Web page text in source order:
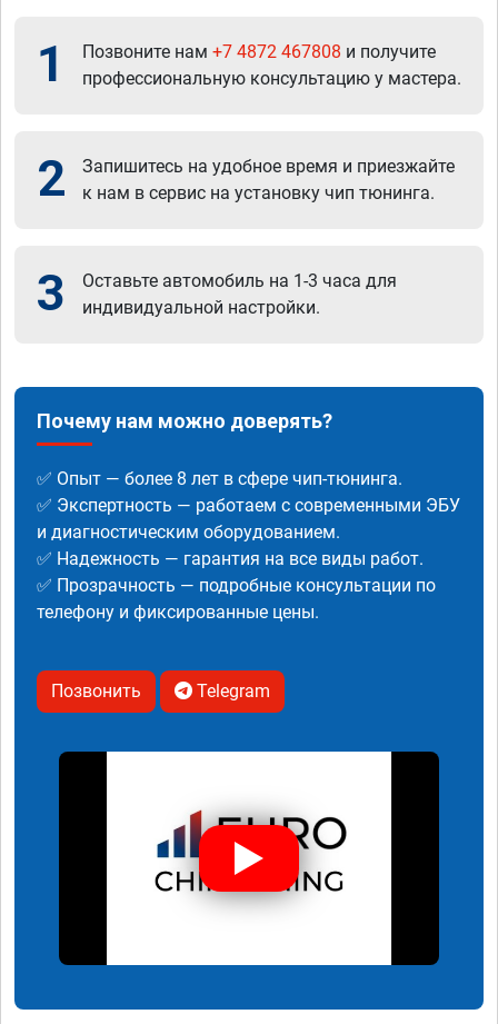
1 Позвоните нам +7 4872 467808 и получите
профессиональную консультацию у мастера.
2
Запишитесь на удобное время и приезжайте
к нам в сервис на установку чип тюнинга.
3
Оставьте автомобиль на 1-3 часа для
индивидуальной настройки.
Почему нам можно доверять?
✅ Опыт — более 8 лет в сфере чип-тюнинга.
✅ Экспертность — работаем с современными ЭБУ
и диагностическим оборудованием.
✅ Надежность — гарантия на все виды работ.
✅ Прозрачность — подробные консультации по
телефону и фиксированные цены.
Позвонить Telegram